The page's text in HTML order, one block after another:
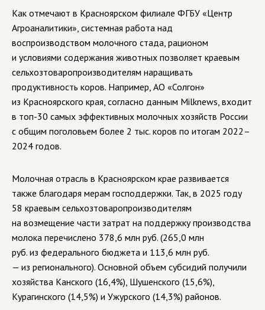
Как отмечают в Красноярском филиале ФГБУ «Центр
Агроаналитики», системная работа над
воспроизводством молочного стада, рационом
и условиями содержания животных позволяет краевым
сельхозтоваропроизводителям наращивать
продуктивность коров. Например, АО «Солгон»
из Красноярского края, согласно данным Milknews, входит
в топ-30 самых эффективных молочных хозяйств России
с общим поголовьем более 2 тыс. коров по итогам 2022–
2024 годов.
Молочная отрасль в Красноярском крае развивается
также благодаря мерам господдержки. Так, в 2025 году
58 краевым сельхозтоваропроизводителям
на возмещение части затрат на поддержку производства
молока перечислено 378,6 млн руб. (265,0 млн
руб. из федерального бюджета и 113,6 млн руб.
— из регионального). Основной объем субсидий получили
хозяйства Канского (16,4%), Шушенского (15,6%),
Курагинского (14,5%) и Ужурского (14,3%) районов.